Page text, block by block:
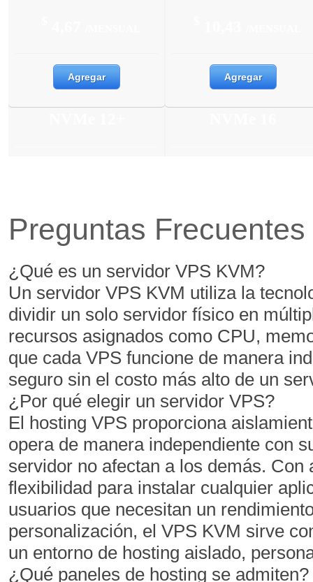
Agregar Agregar
1
40,67 /MENSUAL
Agregar
1
46,43 /MENSUAL
Agregar
If not satisfied, get your
Preguntas Frecuentes
¿Qué es un servidor VPS KVM?
Un servidor VPS KVM utiliza la
dividir un solo servidor físico en
recursos asignados como CPU,
que cada VPS funcione de manera
seguro sin el costo más alto de un
¿Por qué elegir un servidor VPS?
El hosting VPS proporciona
opera de manera independiente con
servidor no afectan a los demás.
flexibilidad para instalar cualquier
usuarios que necesitan un
personalización, el VPS KVM sirve
un entorno de hosting aislado,
¿Qué paneles de hosting se admiten?